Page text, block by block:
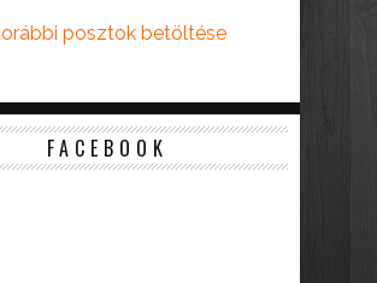
posztok betöltése
FACEBOOK